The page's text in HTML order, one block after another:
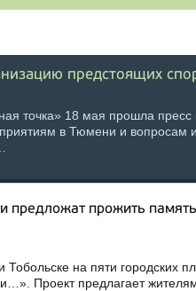
предстоящих
точка» 18 мая прошла
в Тюмени и вопросам
предложат прожить
на пяти городских
Проект предлагает